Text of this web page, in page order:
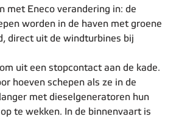
met Eneco verandering in: de
worden in de haven met groene
direct uit de windturbines bij
uit een stopcontact aan de kade.
hoeven schepen als ze in de
met dieselgeneratoren hun
te wekken. In de binnenvaart is